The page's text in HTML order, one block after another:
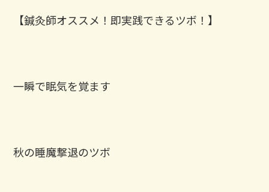
【鍼灸師オススメ！即実践できるツボ！】
一瞬で眠気を覚ます
秋の睡魔撃退のツボ